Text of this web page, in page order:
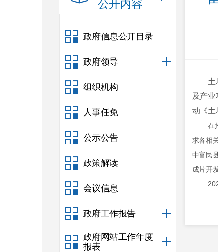
公开内容
政府信息公开目录
政府领导
组织机构
人事任免
公示公告
政策解读
会议信息
政府工作报告
政府网站工作年度
报表
土
及产
动《土
在
求各相
中富民
成片开